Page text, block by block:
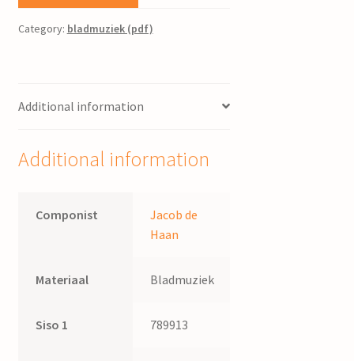
Category: bladmuziek (pdf)
Additional information
Additional information
Componist
Jacob de
Haan
Materiaal Bladmuziek
Siso 1 789913